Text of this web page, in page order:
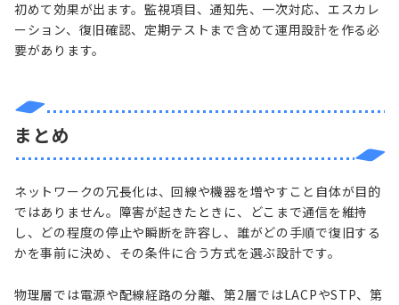
初めて効果が出ます。監視項目、通知先、一次対応、エスカレ
ーション、復旧確認、定期テストまで含めて運用設計を作る必
要があります。
まとめ
ネットワークの冗長化は、回線や機器を増やすこと自体が目的
ではありません。障害が起きたときに、どこまで通信を維持
し、どの程度の停止や瞬断を許容し、誰がどの手順で復旧する
かを事前に決め、その条件に合う方式を選ぶ設計です。
物理層では電源や配線経路の分離、第2層ではLACPやSTP、第